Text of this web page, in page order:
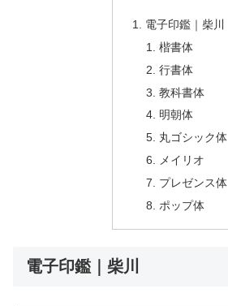
電子印鑑｜柴川
楷書体
行書体
教科書体
明朝体
丸ゴシック体
メイリオ
プレゼンス体
ポップ体
電子印鑑｜柴川